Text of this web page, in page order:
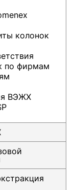
колонок
по фирмам
ВЭЖХ